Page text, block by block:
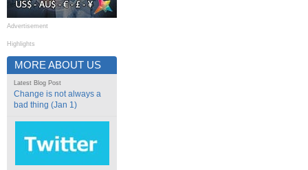
Advertisement
Highlights
MORE ABOUT US
Latest Blog Post
Change is not always a
bad thing (Jan 1)